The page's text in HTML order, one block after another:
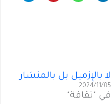
لا بالإِزميل بل بالمنشار
2024/11/05
في "ثقافة"